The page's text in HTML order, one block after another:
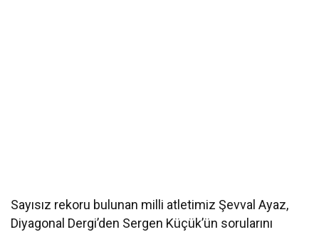
Sayısız rekoru bulunan milli atletimiz Şevval Ayaz,
Diyagonal Dergi’den Sergen Küçük’ün sorularını